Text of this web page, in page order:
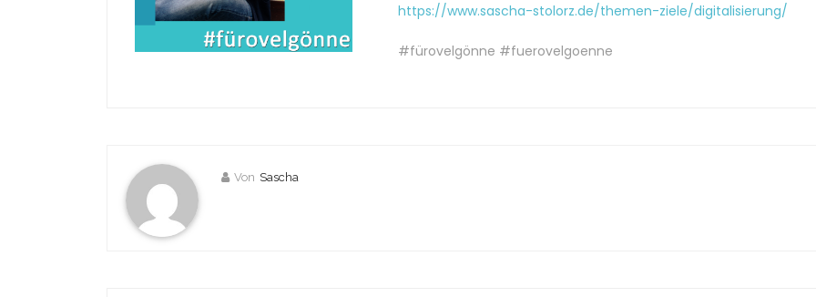
https://www.sascha-stolorz.de/themen-ziele/digitalisierung/
#fürovelgönne #fuerovelgoenne
Von Sascha